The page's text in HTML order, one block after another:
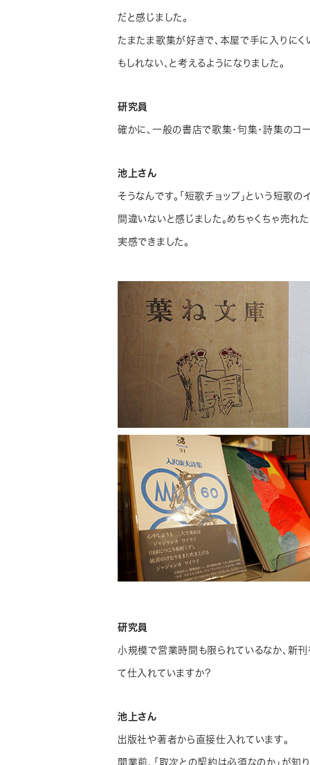
だと感じました。
たまたま歌集が好きで、本屋で手に入りに
もしれない、と考えるようになりました。
研究員
確かに、一般の書店で歌集・句集・詩集のコ
池上さん
そうなんです。「短歌チョップ」という短歌
間違いないと感じました。めちゃくちゃ売れ
実感できました。
研究員
小規模で営業時間も限られているなか、新
て仕入れていますか？
池上さん
出版社や著者から直接仕入れています。
開業前、「取次との契約は必須なのか」が知